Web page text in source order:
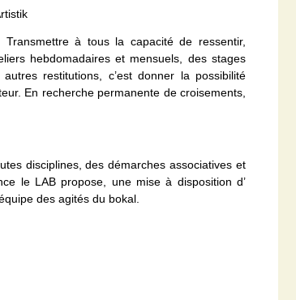
Transmettre à tous la capacité de ressentir,
hebdomadaires et mensuels, des stages
restitutions, c’est donner la possibilité
En recherche permanente de croisements,
disciplines, des démarches associatives et
le LAB propose, une mise à disposition d’
des agités du bokal.